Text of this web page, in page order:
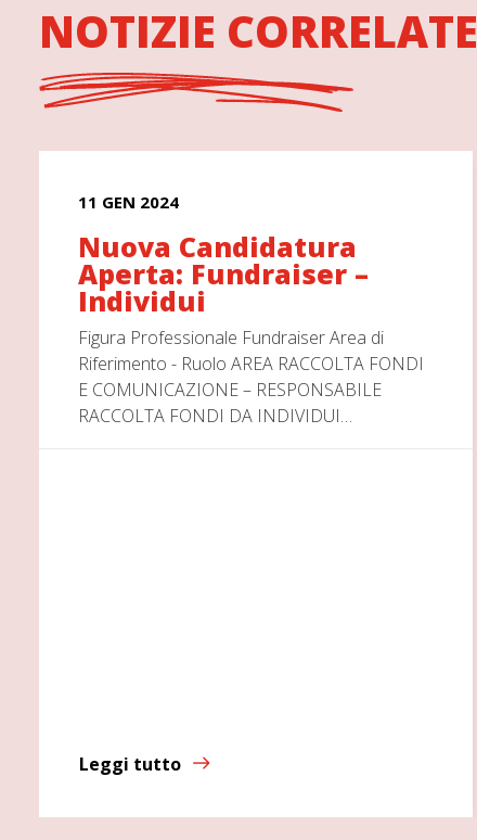
NOTIZIE CORRELATE
11 GEN 2024
Nuova Candidatura
Aperta: Fundraiser –
Individui
Figura Professionale Fundraiser Area di
Riferimento - Ruolo AREA RACCOLTA FONDI
E COMUNICAZIONE – RESPONSABILE
RACCOLTA FONDI DA INDIVIDUI…
Leggi tutto